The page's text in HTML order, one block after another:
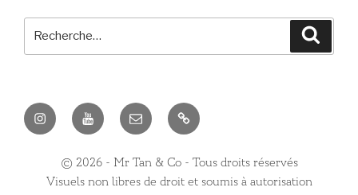
InstagramYoutube E-
mail
Contact
©️ 2026 - Mr Tan & Co - Tous droits réservés
Visuels non libres de droit et soumis à autorisation